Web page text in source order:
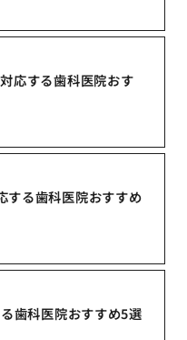
応する歯科医院おす
する歯科医院おすすめ
歯科医院おすすめ5選